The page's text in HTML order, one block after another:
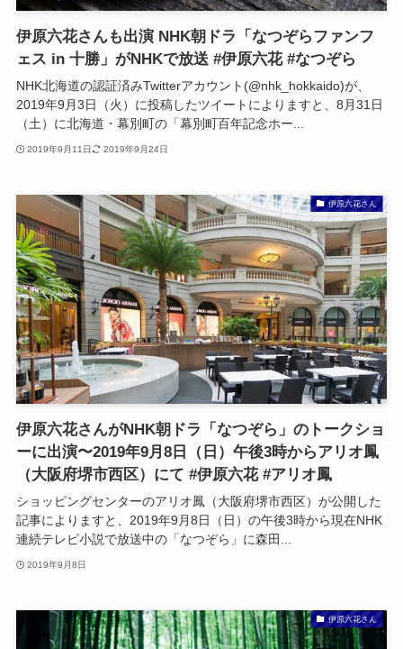
伊原六花さんも出演 NHK朝ドラ「なつぞらファンフ
ェス in 十勝」がNHKで放送 #伊原六花 #なつぞら
NHK北海道の認証済みTwitterアカウント(@nhk_hokkaido)が、
2019年9月3日（火）に投稿したツイートによりますと、8月31日
（土）に北海道・幕別町の「幕別町百年記念ホー...
2019年9月11日 2019年9月24日
伊原六花さん
伊原六花さんがNHK朝ドラ「なつぞら」のトークショ
ーに出演〜2019年9月8日（日）午後3時からアリオ鳳
（大阪府堺市西区）にて #伊原六花 #アリオ鳳
ショッピングセンターのアリオ鳳（大阪府堺市西区）が公開した
記事によりますと、2019年9月8日（日）の午後3時から現在NHK
連続テレビ小説で放送中の「なつぞら」に森田...
2019年9月8日
伊原六花さん